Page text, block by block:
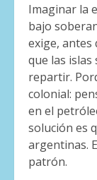
Imaginar la
bajo
exige, antes
que las islas
repartir.
colonial:
en el
solución es
argentinas.
patrón.